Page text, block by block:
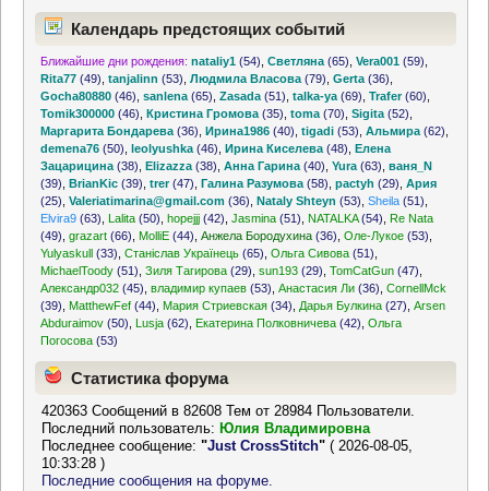
Календарь предстоящих событий
Ближайшие дни рождения: nataliy1 (54) ,Светляна (65) ,Vera001 (59)
Rita77 (49) ,tanjalinn (53) ,Людмила Власова (79) ,Gerta (36)
Gocha80880 (46) ,sanlena (65) ,Zasada (51) ,talka-ya (69) ,Trafer(60)
Tomik300000 (46) ,Кристина Громова (35) ,toma (70) ,Sigita (52)
Маргарита Бондарева (36) ,Ирина1986 (40) ,tigadi (53) ,Альмира (62)
demena76 (50) ,leolyushka (46) ,Ирина Киселева (48) ,Елена
Зацарицина (38) ,Elizazza (38) ,Анна Гарина (40) ,Yura (63) ,ваня_N
(39) ,BrianKic (39) ,trer(47) ,Галина Разумова (58) ,pactyh (29) ,Ария
(25) ,Valeriatimarina@gmail.com (36) ,Nataly Shteyn (53) ,Sheila (51)
Elvira9 (63) Lalita (50) ,hopejjj (42) ,Jasmina (51) NATALKA(54)
Re Nata
(49) ,grazart (66) MolliE (44) ,Анжела Бородухина (36) ,Оле-Лукое (53)
Yulyaskull (33) ,Станіслав Українець (65) ,Ольга Сивова (51)
MichaelToody (51) ,Зиля Тагирова (29) ,sun193 (29) ,TomCatGun (47)
Александр032 (45) ,владимир купаев (53) ,Анастасия Ли (36) ,CornellMck
(39)
MatthewFef (44) Мария Стриевская (34) Дарья Булкина (27) ,Arsen
Abduraimov (50) Lusja (62) Екатерина Полковничева (42) ,Ольга
Погосова (53)
Статистика форума
420363 Сообщений в 82608 Тем от 28984 Пользователи.
Последний пользователь: Юлия Владимировна
Последнее сообщение:"Just CrossStitch" ( 2026-08-05,
10:33:28 )
Последние сообщения на форуме.